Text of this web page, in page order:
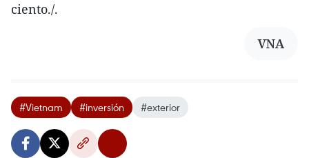
ciento./.
VNA
#Vietnam #inversión #exterior